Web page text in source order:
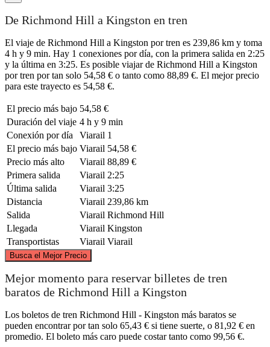
De Richmond Hill a Kingston en tren
El viaje de Richmond Hill a Kingston por tren es 239,86 km y toma
4 h y 9 min. Hay 1 conexiones por día, con la primera salida en 2:25
y la última en 3:25. Es posible viajar de Richmond Hill a Kingston
por tren por tan solo 54,58 € o tanto como 88,89 €. El mejor precio
para este trayecto es 54,58 €.
El precio más bajo 54,58 €
Duración del viaje 4 h y 9 min
Conexión por día
Viarail 1
El precio más bajo Viarail 54,58 €
Precio más alto
Viarail 88,89 €
Primera salida
Viarail 2:25
Última salida
Viarail 3:25
Distancia
Viarail 239,86 km
Salida
Viarail Richmond Hill
Llegada
Viarail Kingston
Transportistas
Viarail Viarail
Busca el Mejor Precio
Kingston, Ontario
Mejor momento para reservar billetes de tren
baratos de Richmond Hill a Kingston
Los boletos de tren Richmond Hill - Kingston más baratos se
pueden encontrar por tan solo 65,43 € si tiene suerte, o 81,92 € en
promedio. El boleto más caro puede costar tanto como 99,56 €.